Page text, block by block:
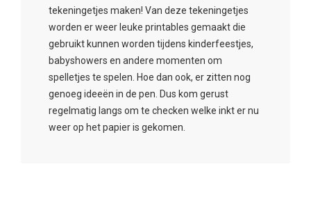
tekeningetjes maken! Van deze tekeningetjes
worden er weer leuke printables gemaakt die
gebruikt kunnen worden tijdens kinderfeestjes,
babyshowers en andere momenten om
spelletjes te spelen. Hoe dan ook, er zitten nog
genoeg ideeën in de pen. Dus kom gerust
regelmatig langs om te checken welke inkt er nu
weer op het papier is gekomen.